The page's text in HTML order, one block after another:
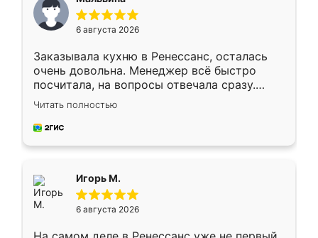
6 августа 2026
Заказывала кухню в Ренессанс, осталась
очень довольна. Менеджер всё быстро
посчитала, на вопросы отвечала сразу.
Замерщик приехал в субботу, подошёл к
делу со всей ответственностью. Собрали
за день, ребята работали аккуратно, даже
Читать полностью
Игорь М.
6 августа 2026